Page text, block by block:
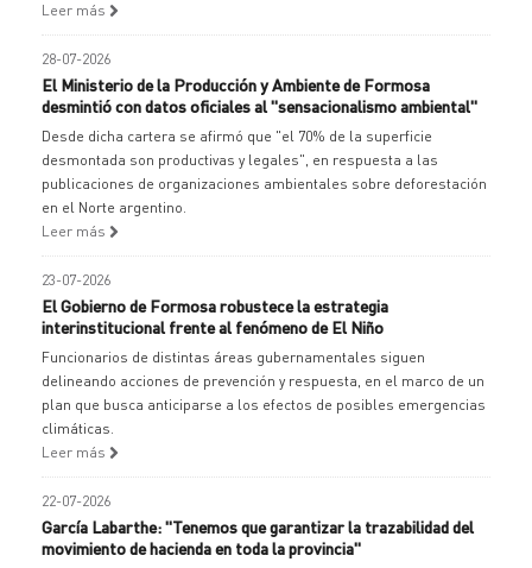
Leer más
28-07-2026
El Ministerio de la Producción y Ambiente de Formosa
desmintió con datos oficiales al "sensacionalismo ambiental"
Desde dicha cartera se afirmó que "el 70% de la superficie
desmontada son productivas y legales", en respuesta a las
publicaciones de organizaciones ambientales sobre deforestación
en el Norte argentino.
Leer más
23-07-2026
El Gobierno de Formosa robustece la estrategia
interinstitucional frente al fenómeno de El Niño
Funcionarios de distintas áreas gubernamentales siguen
delineando acciones de prevención y respuesta, en el marco de un
plan que busca anticiparse a los efectos de posibles emergencias
climáticas.
Leer más
22-07-2026
García Labarthe: "Tenemos que garantizar la trazabilidad del
movimiento de hacienda en toda la provincia"